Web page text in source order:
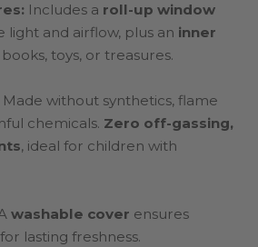
Includes a roll-up window
light and airflow, plus an inner
toys, or treasures.
Made without synthetics, flame
chemicals. Zero off-gassing,
, ideal for children with
washable cover ensures
lasting freshness.